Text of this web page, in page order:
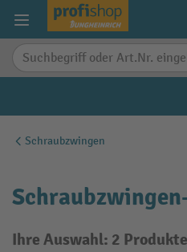
springen
Schraubzwingen
Ihre Auswahl: 2 Produkte